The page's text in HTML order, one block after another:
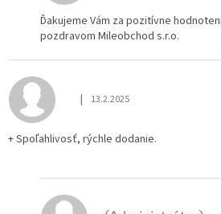
Ďakujeme Vám za pozitívne
pozdravom Mileobchod s.r.o.
Hodnotenie obchodu je 5 z 5
| 13.2.2025
+ Spoľahlivosť, rýchle dodanie.